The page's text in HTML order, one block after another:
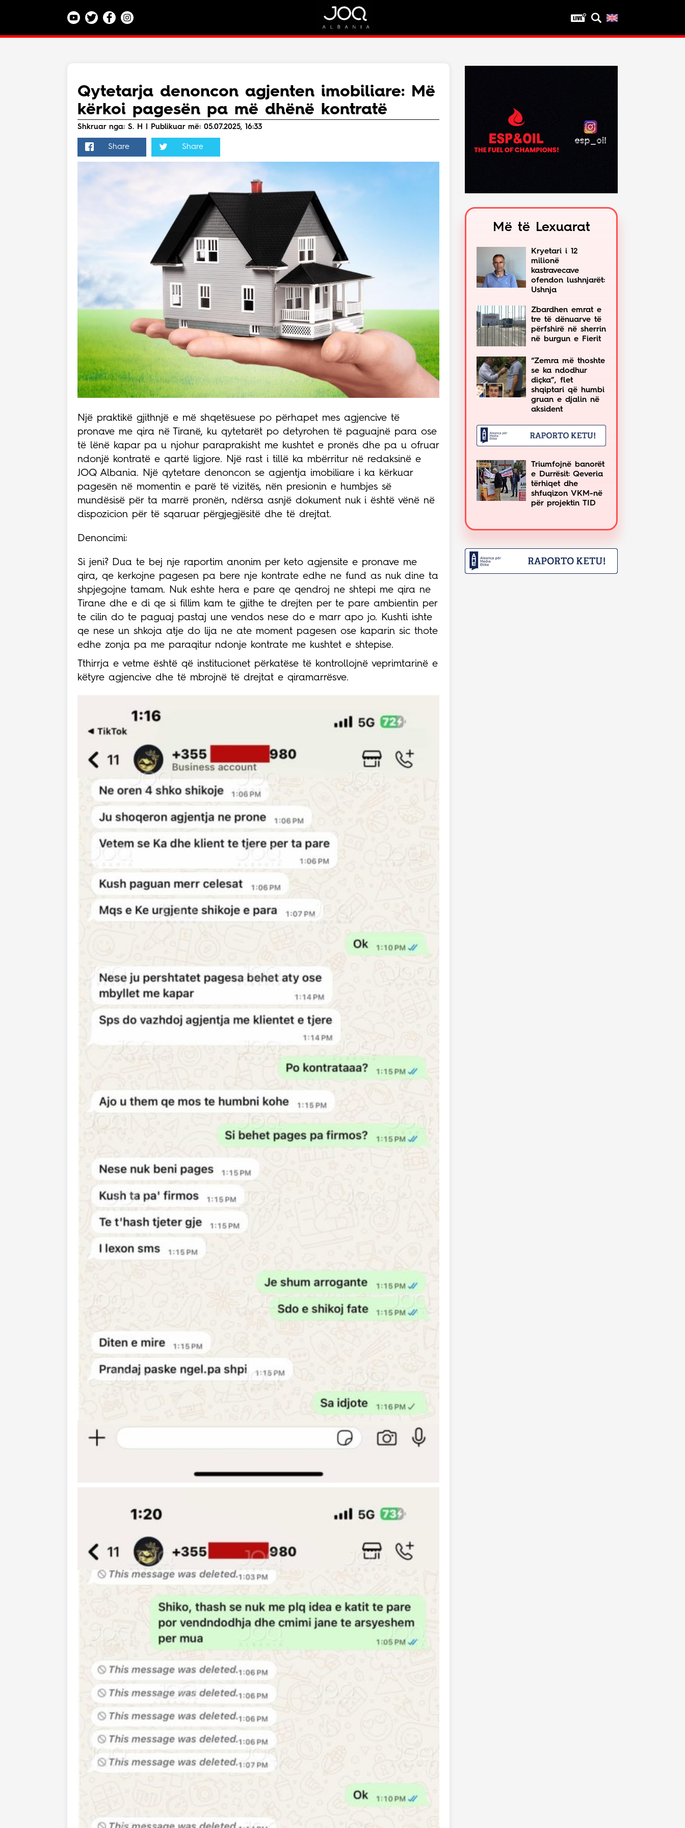
Lajme
Teknologji
Bota
Argëtim
Maqedoni
Puno me ne!
Live
Qytetarja denoncon agjenten imobiliare: Më
kërkoi pagesën pa më dhënë kontratë
Shkruar nga: S. H | Publikuar më: 05.07.2025, 16:33
Share Share
Një praktikë gjithnjë e më shqetësuese po përhapet mes agjencive të
pronave me qira në Tiranë, ku qytetarët po detyrohen të paguajnë para ose
të lënë kapar pa u njohur paraprakisht me kushtet e pronës dhe pa u ofruar
ndonjë kontratë e qartë ligjore. Një rast i tillë ka mbërritur në redaksinë e
JOQ Albania. Një qytetare denoncon se agjentja imobiliare i ka kërkuar
pagesën në momentin e parë të vizitës, nën presionin e humbjes së
mundësisë për ta marrë pronën, ndërsa asnjë dokument nuk i është vënë në
dispozicion për të sqaruar përgjegjësitë dhe të drejtat.
Denoncimi:
Si jeni? Dua te bej nje raportim anonim per keto agjensite e pronave me
qira, qe kerkojne pagesen pa bere nje kontrate edhe ne fund as nuk dine ta
shpjegojne tamam. Nuk eshte hera e pare qe qendroj ne shtepi me qira ne
Tirane dhe e di qe si fillim kam te gjithe te drejten per te pare ambientin per
te cilin do te paguaj pastaj une vendos nese do e marr apo jo. Kushti ishte
qe nese un shkoja atje do lija ne ate moment pagesen ose kaparin sic thote
edhe zonja pa me paraqitur ndonje kontrate me kushtet e shtepise.
Tthirrja e vetme është që institucionet përkatëse të kontrollojnë veprimtarinë e
këtyre agjencive dhe të mbrojnë të drejtat e qiramarrësve.
Më të Lexuarat
Kryetari i 12
milionë
kastravecave
ofendon lushnjarët:
Ushnja
Zbardhen emrat e
tre të dënuarve të
përfshirë në sherrin
në burgun e Fierit
“Zemra më thoshte
se ka ndodhur
diçka”, flet
shqiptari që humbi
gruan e djalin në
aksident
Triumfojnë banorët
e Durrësit: Qeveria
tërhiqet dhe
shfuqizon VKM-në
për projektin TID